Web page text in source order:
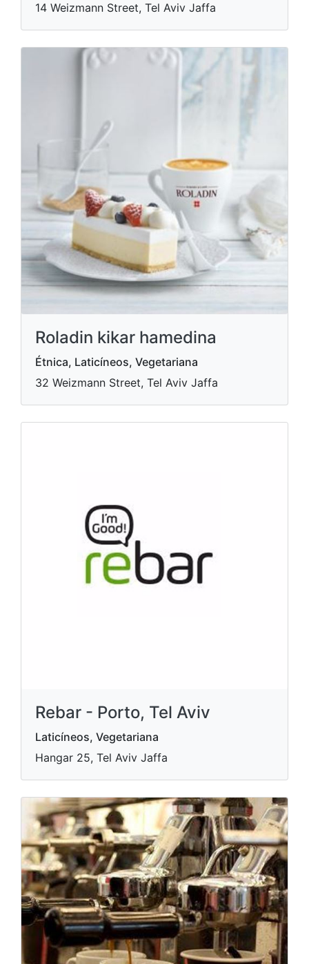
14 Weizmann Street, Tel Aviv Jaffa
Roladin kikar hamedina
Étnica, Laticíneos, Vegetariana
32 Weizmann Street, Tel Aviv Jaffa
Rebar - Porto, Tel Aviv
Laticíneos, Vegetariana
Hangar 25, Tel Aviv Jaffa